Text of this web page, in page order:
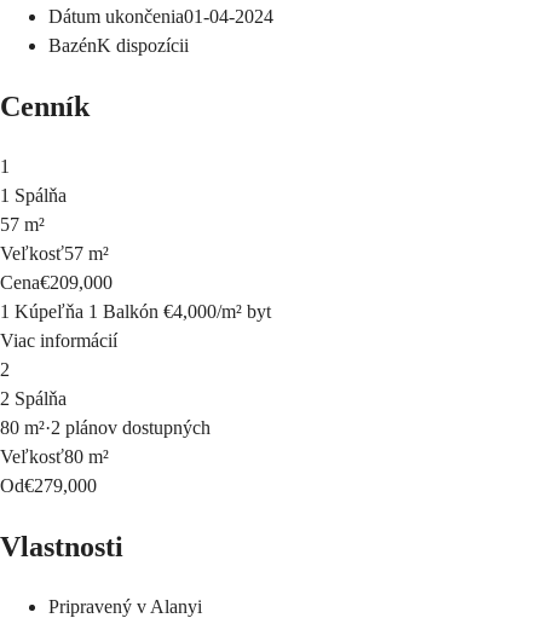
Dátum ukončenia01-04-2024
BazénK dispozícii
Cenník
1
1 Spálňa
57 m²
Veľkosť57 m²
Cena€209,000
1 Kúpeľňa 1 Balkón €4,000/m² byt
Viac informácií
2
2 Spálňa
80 m²·2 plánov dostupných
Veľkosť80 m²
Od€279,000
Vlastnosti
Pripravený v Alanyi